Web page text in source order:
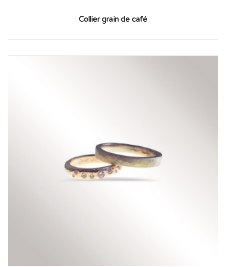
Collier grain de café